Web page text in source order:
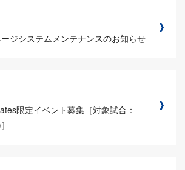
ジシステムメンテナンスのお知らせ
限定イベント募集［対象試合：